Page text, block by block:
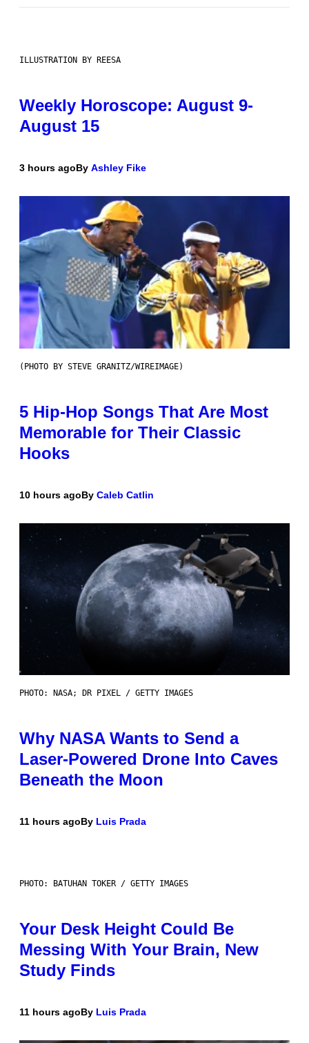
ILLUSTRATION BY REESA
Weekly Horoscope: August 9-
August 15
3 hours agoBy Ashley Fike
(PHOTO BY STEVE GRANITZ/WIREIMAGE)
5 Hip-Hop Songs That Are Most
Memorable for Their Classic
Hooks
10 hours agoBy Caleb Catlin
PHOTO: NASA; DR PIXEL / GETTY IMAGES
Why NASA Wants to Send a
Laser-Powered Drone Into Caves
Beneath the Moon
11 hours agoBy Luis Prada
PHOTO: BATUHAN TOKER / GETTY IMAGES
Your Desk Height Could Be
Messing With Your Brain, New
Study Finds
11 hours agoBy Luis Prada